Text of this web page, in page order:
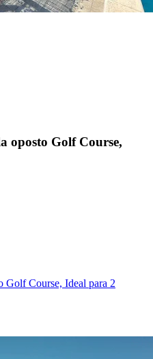
oposto Golf Course,
Golf Course, Ideal para 2